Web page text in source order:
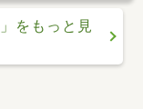
」をもっと見